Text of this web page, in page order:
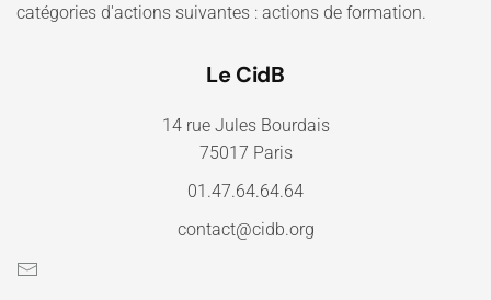
catégories d'actions suivantes : actions de formation.
Le CidB
14 rue Jules Bourdais
75017 Paris
01.47.64.64.64
contact@cidb.org